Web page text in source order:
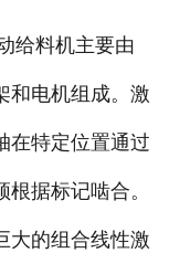
给料机主要由
和电机组成。激
在特定位置通过
据标记啮合。
大的组合线性激